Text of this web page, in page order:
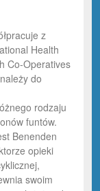
z
Health
Co-Operatives
do
rodzaju
funtów.
Benenden
opieki
swoim